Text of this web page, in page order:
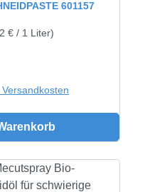
601157
€ / 1 Liter)